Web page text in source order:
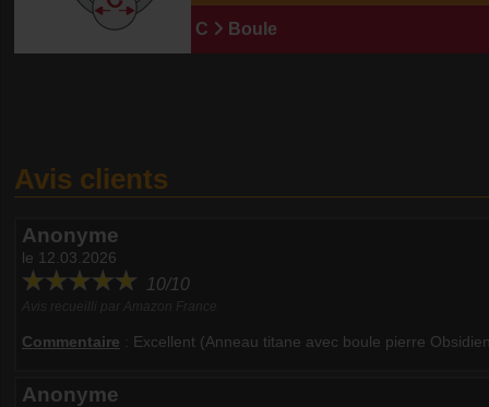
C Boule
Avis clients
Anonyme
le 12.03.2026
10/10
Commentaire : Excellent (Anneau titane avec boule pierre
Anonyme